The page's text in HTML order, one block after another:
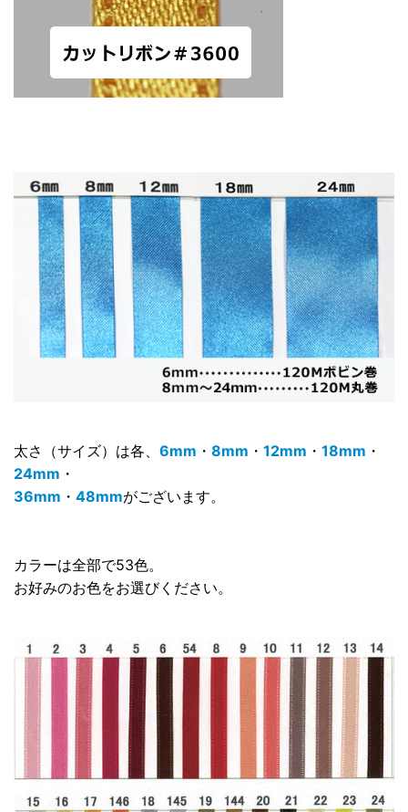
太さ（サイズ）は各、 6mm ・ 8mm ・ 12mm ・ 18mm ・
24mm ・
36mm ・ 48mmがございます。
カラーは全部で53色。
お好みのお色をお選びください。